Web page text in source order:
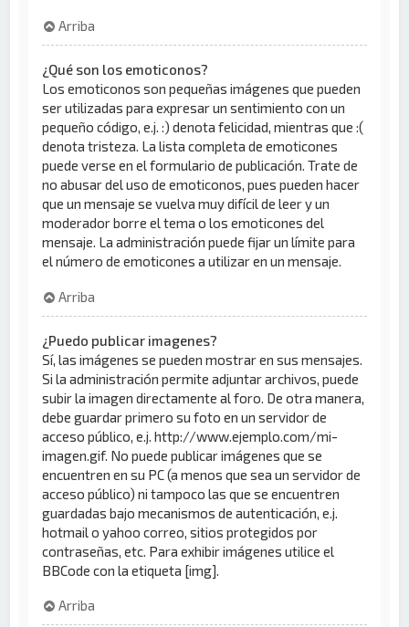
Arriba
¿Qué son los emoticonos?
Los emoticonos son pequeñas imágenes que pueden
ser utilizadas para expresar un sentimiento con un
pequeño código, e.j. :) denota felicidad, mientras que :(
denota tristeza. La lista completa de emoticones
puede verse en el formulario de publicación. Trate de
no abusar del uso de emoticonos, pues pueden hacer
que un mensaje se vuelva muy difícil de leer y un
moderador borre el tema o los emoticones del
mensaje. La administración puede fijar un límite para
el número de emoticones a utilizar en un mensaje.
Arriba
¿Puedo publicar imagenes?
Sí, las imágenes se pueden mostrar en sus mensajes.
Si la administración permite adjuntar archivos, puede
subir la imagen directamente al foro. De otra manera,
debe guardar primero su foto en un servidor de
acceso público, e.j. http://www.ejemplo.com/mi-
imagen.gif. No puede publicar imágenes que se
encuentren en su PC (a menos que sea un servidor de
acceso público) ni tampoco las que se encuentren
guardadas bajo mecanismos de autenticación, e.j.
hotmail o yahoo correo, sitios protegidos por
contraseñas, etc. Para exhibir imágenes utilice el
BBCode con la etiqueta [img].
Arriba